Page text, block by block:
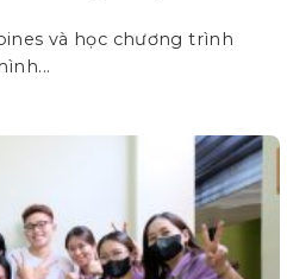
và học chương trình